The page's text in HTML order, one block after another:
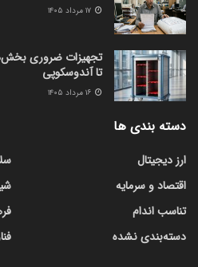
تجهیزات ضروری
تا آندوسکوپی
دسته بندی ها
ارز دیجیتال
اقتصاد و سرمایه
تناسب اندام
دسته‌بندی نشده